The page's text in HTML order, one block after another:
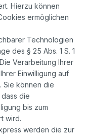
Hierzu können
ermöglichen
Technologien
des § 25 Abs. 1 S. 1
Die Verarbeitung Ihrer
Einwilligung auf
Sie können die
die
bis zum
wird.
werden die zur